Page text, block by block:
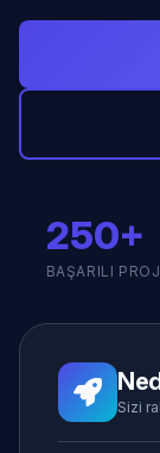
250+
BAŞARILI
Sizi